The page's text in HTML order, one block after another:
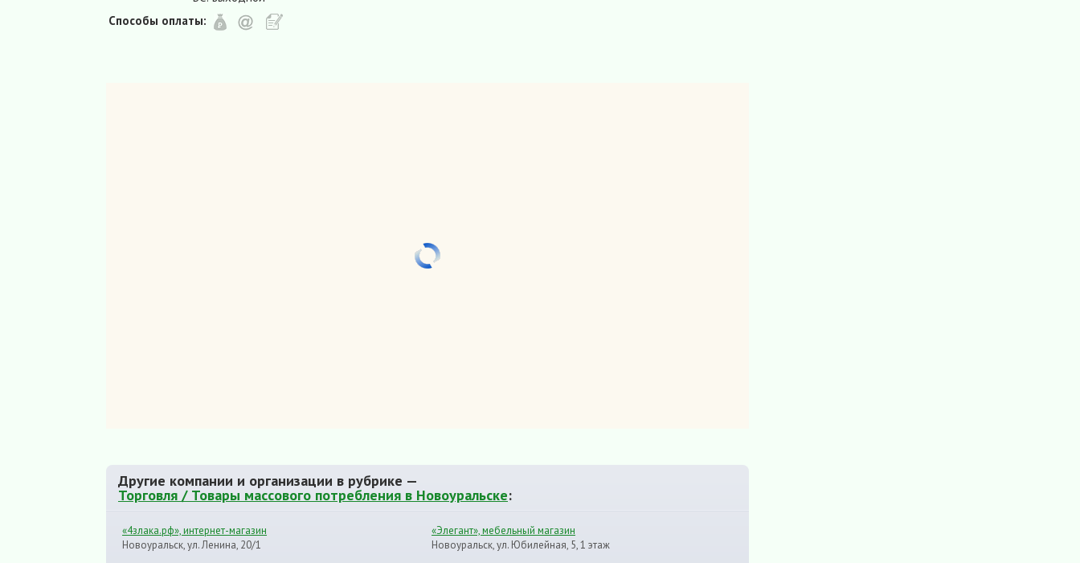
Способы оплаты:
Другие компании и организации в рубрике —
Торговля / Товары массового потребления в Новоуральске:
«4злака.рф», интернет-магазин
Новоуральск, ул. Ленина, 20/1
«Элегант», мебельный магазин
Новоуральск, ул. Юбилейная, 5, 1 этаж